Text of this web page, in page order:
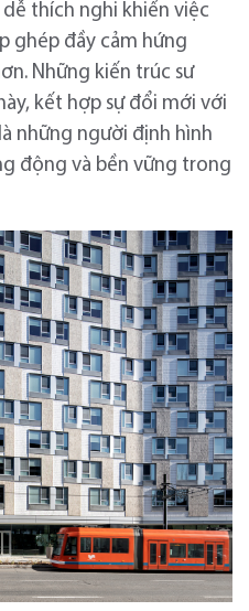
thích nghi khiến việc
ghép đầy cảm hứng
Những kiến ​​trúc sư
kết hợp sự đổi mới với
những người định hình
động và bền vững trong